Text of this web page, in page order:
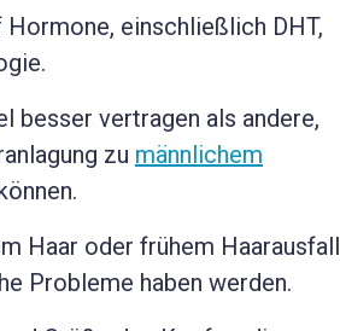
einschließlich DHT,
besser vertragen als andere,
zu männlichem
Haar oder frühem Haarausfall
Probleme haben werden.